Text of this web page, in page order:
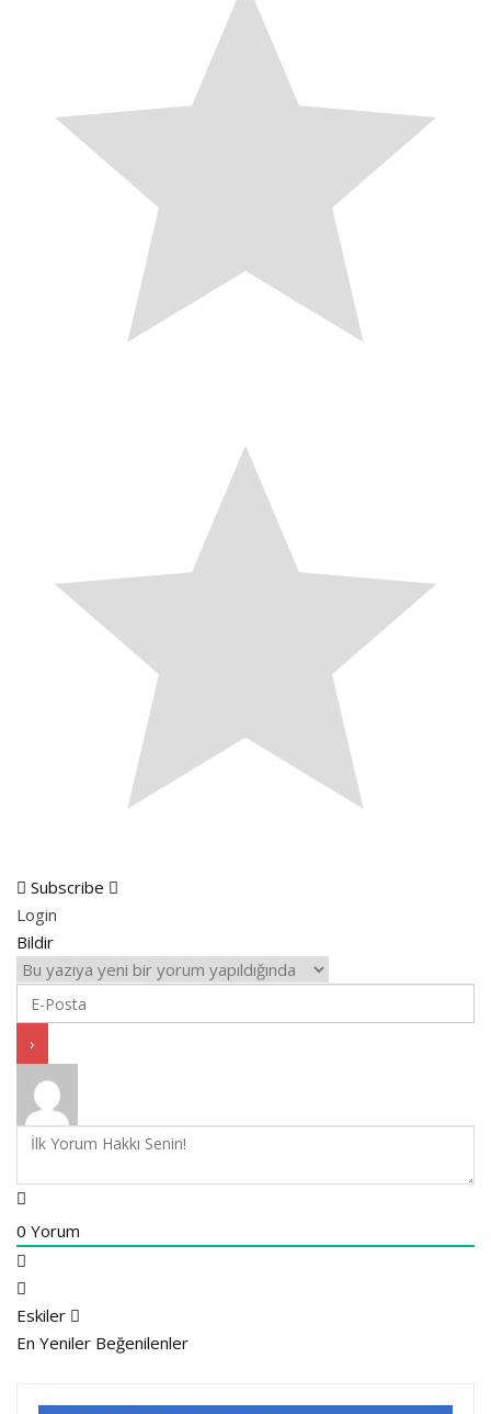
Subscribe
Login
Bildir
0 Yorum
Eskiler
En Yeniler Beğenilenler